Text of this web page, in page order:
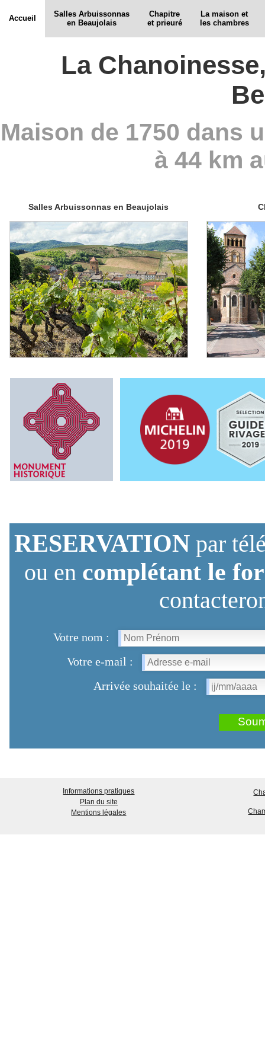
Accueil
Salles Arbuissonnas
en Beaujolais
Chapitre
et prieuré
La maison et
les chambres
La
Maison de 1750 dans
à 44 km
Salles Arbuissonnas en Beaujolais
RESERVATION par
ou en complétant le
Votre nom :
Votre e-mail :
Arrivée souhaitée le :
Informations pratiques
Plan du site
Mentions légales